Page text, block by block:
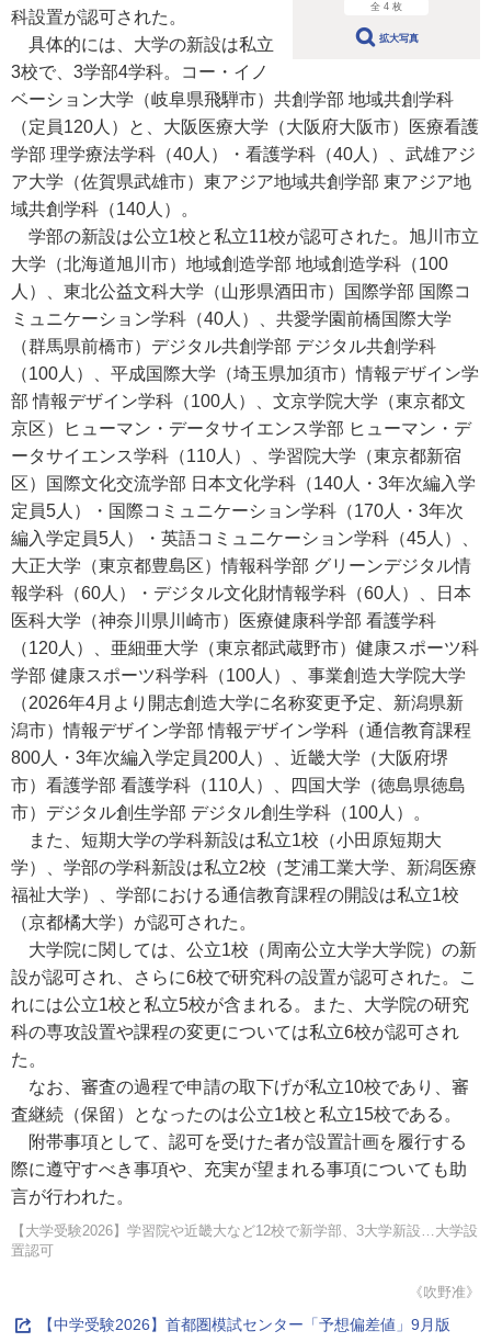
全 4 枚
拡大写真
科設置が認可された。
具体的には、大学の新設は私立
3校で、3学部4学科。コー・イノ
ベーション大学（岐阜県飛騨市）共創学部 地域共創学科
（定員120人）と、大阪医療大学（大阪府大阪市）医療看護
学部 理学療法学科（40人）・看護学科（40人）、武雄アジ
ア大学（佐賀県武雄市）東アジア地域共創学部 東アジア地
域共創学科（140人）。
学部の新設は公立1校と私立11校が認可された。旭川市立
大学（北海道旭川市）地域創造学部 地域創造学科（100
人）、東北公益文科大学（山形県酒田市）国際学部 国際コ
ミュニケーション学科（40人）、共愛学園前橋国際大学
（群馬県前橋市）デジタル共創学部 デジタル共創学科
（100人）、平成国際大学（埼玉県加須市）情報デザイン学
部 情報デザイン学科（100人）、文京学院大学（東京都文
京区）ヒューマン・データサイエンス学部 ヒューマン・デ
ータサイエンス学科（110人）、学習院大学（東京都新宿
区）国際文化交流学部 日本文化学科（140人・3年次編入学
定員5人）・国際コミュニケーション学科（170人・3年次
編入学定員5人）・英語コミュニケーション学科（45人）、
大正大学（東京都豊島区）情報科学部 グリーンデジタル情
報学科（60人）・デジタル文化財情報学科（60人）、日本
医科大学（神奈川県川崎市）医療健康科学部 看護学科
（120人）、亜細亜大学（東京都武蔵野市）健康スポーツ科
学部 健康スポーツ科学科（100人）、事業創造大学院大学
（2026年4月より開志創造大学に名称変更予定、新潟県新
潟市）情報デザイン学部 情報デザイン学科（通信教育課程
800人・3年次編入学定員200人）、近畿大学（大阪府堺
市）看護学部 看護学科（110人）、四国大学（徳島県徳島
市）デジタル創生学部 デジタル創生学科（100人）。
また、短期大学の学科新設は私立1校（小田原短期大
学）、学部の学科新設は私立2校（芝浦工業大学、新潟医療
福祉大学）、学部における通信教育課程の開設は私立1校
（京都橘大学）が認可された。
大学院に関しては、公立1校（周南公立大学大学院）の新
設が認可され、さらに6校で研究科の設置が認可された。こ
れには公立1校と私立5校が含まれる。また、大学院の研究
科の専攻設置や課程の変更については私立6校が認可され
た。
なお、審査の過程で申請の取下げが私立10校であり、審
査継続（保留）となったのは公立1校と私立15校である。
附帯事項として、認可を受けた者が設置計画を履行する
際に遵守すべき事項や、充実が望まれる事項についても助
言が行われた。
【大学受験2026】学習院や近畿大など12校で新学部、3大学新設…大学設
置認可
《吹野准》
【中学受験2026】首都圏模試センター「予想偏差値」9月版